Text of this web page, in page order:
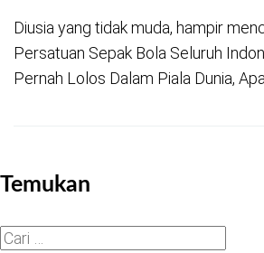
Diusia yang tidak muda, hampir
Persatuan Sepak Bola Seluruh
Pernah Lolos Dalam Piala Dunia,
Temukan
Cari